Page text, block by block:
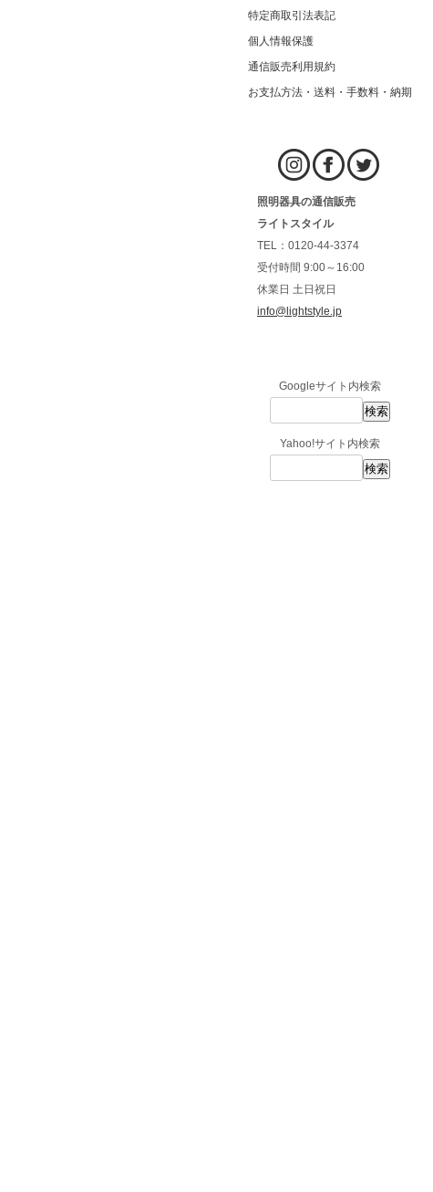
特定商取引法表記
個人情報保護
通信販売利用規約
お支払方法・送料・手数料・納期
照明器具の通信販売
ライトスタイル
TEL：0120-44-3374
受付時間 9:00～16:00
休業日 土日祝日
info@lightstyle.jp
Googleサイト内検索
Yahoo!サイト内検索